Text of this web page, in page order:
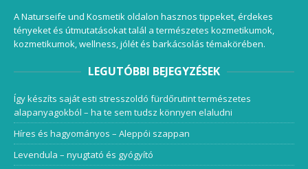
A Naturseife und Kosmetik oldalon hasznos tippeket, érdekes
tényeket és útmutatásokat talál a természetes kozmetikumok,
kozmetikumok, wellness, jólét és barkácsolás témakörében.
LEGUTÓBBI BEJEGYZÉSEK
Így készíts saját esti stresszoldó fürdőrutint természetes
alapanyagokból – ha te sem tudsz könnyen elaludni
Híres és hagyományos – Aleppói szappan
Levendula – nyugtató és gyógyító